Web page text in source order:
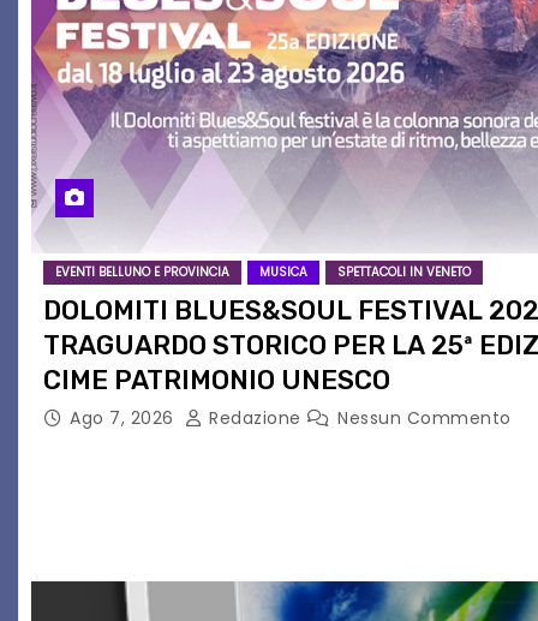
EVENTI BELLUNO E PROVINCIA MUSICA SPETTACOLI IN VENETO
DOLOMITI BLUES&SOUL FESTIVAL
TRAGUARDO STORICO PER LA 25ª
CIME PATRIMONIO UNESCO
Ago 7, 2026 Redazione Nessun Commento